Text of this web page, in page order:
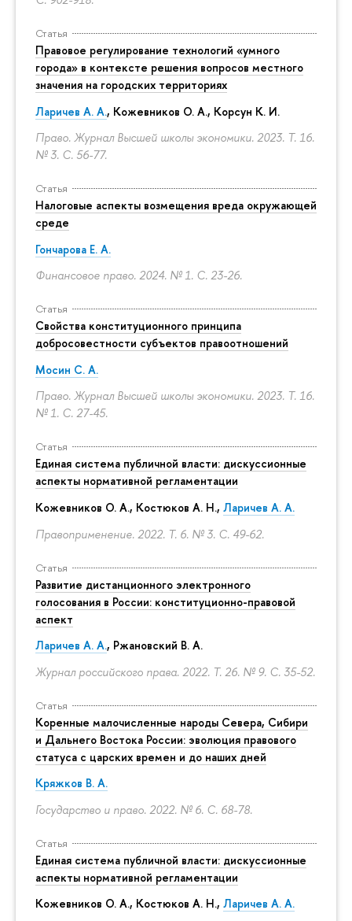
Статья
Правовое регулирование технологий «умного
города» в контексте решения вопросов местного
значения на городских территориях
Ларичев А. А., Кожевников О. А., Корсун К. И.
Право. Журнал Высшей школы экономики. 2023. Т. 16.
№ 3. С. 56-77.
Статья
Налоговые аспекты возмещения вреда окружающей
среде
Гончарова Е. А.
Финансовое право. 2024. № 1. С. 23-26.
Статья
Свойства конституционного принципа
добросовестности субъектов правоотношений
Мосин С. А.
Право. Журнал Высшей школы экономики. 2023. Т. 16.
№ 1. С. 27-45.
Статья
Единая система публичной власти: дискуссионные
аспекты нормативной регламентации
Кожевников О. А., Костюков А. Н., Ларичев А. А.
Правоприменение. 2022. Т. 6. № 3. С. 49-62.
Статья
Развитие дистанционного электронного
голосования в России: конституционно-правовой
аспект
Ларичев А. А., Ржановский В. А.
Журнал российского права. 2022. Т. 26. № 9. С. 35-52.
Статья
Коренные малочисленные народы Севера, Сибири
и Дальнего Востока России: эволюция правового
статуса с царских времен и до наших дней
Кряжков В. А.
Государство и право. 2022. № 6. С. 68-78.
Статья
Единая система публичной власти: дискуссионные
аспекты нормативной регламентации
Кожевников О. А., Костюков А. Н., Ларичев А. А.